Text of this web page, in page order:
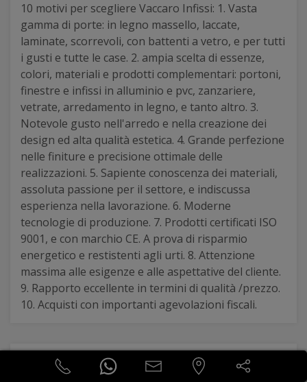
10 motivi per scegliere Vaccaro Infissi: 1. Vasta
gamma di porte: in legno massello, laccate,
laminate, scorrevoli, con battenti a vetro, e per tutti
i gusti e tutte le case. 2. ampia scelta di essenze,
colori, materiali e prodotti complementari: portoni,
finestre e infissi in alluminio e pvc, zanzariere,
vetrate, arredamento in legno, e tanto altro. 3.
Notevole gusto nell'arredo e nella creazione dei
design ed alta qualità estetica. 4. Grande perfezione
nelle finiture e precisione ottimale delle
realizzazioni. 5. Sapiente conoscenza dei materiali,
assoluta passione per il settore, e indiscussa
esperienza nella lavorazione. 6. Moderne
tecnologie di produzione. 7. Prodotti certificati ISO
9001, e con marchio CE. A prova di risparmio
energetico e restistenti agli urti. 8. Attenzione
massima alle esigenze e alle aspettative del cliente.
9. Rapporto eccellente in termini di qualità /prezzo.
10. Acquisti con importanti agevolazioni fiscali.
andrea gagliardo